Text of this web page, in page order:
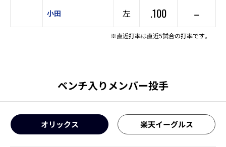
小田 左 .100 –
※直近打率は直近5試合の打率です。
ベンチ入りメンバー投手
オリックス 楽天イーグルス